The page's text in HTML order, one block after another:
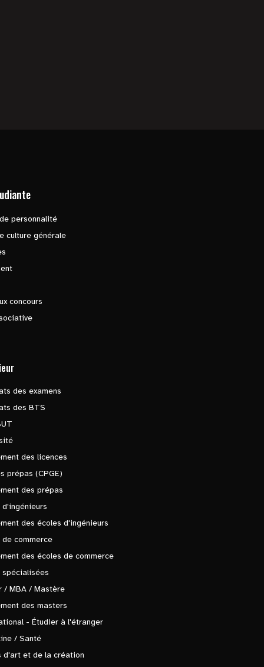
personnalité
culture générale
concours
des examens
des BTS
des licences
prépas (CPGE)
des prépas
d'ingénieurs
des écoles d'ingénieurs
de commerce
des écoles de commerce
spécialisées
/ MBA / Mastère
des masters
- Étudier à l'étranger
/ Santé
d'art et de la création